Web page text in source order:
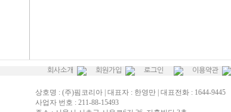
회사소개 회원가입 로그인 이용약관
상호명 : (주)핌코리아 | 대표자 : 한영만 | 대표전화 : 1644-9445
사업자 번호 : 211-88-15493